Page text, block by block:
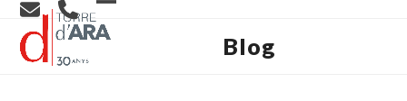
Skip
content
Open
Close
Blog